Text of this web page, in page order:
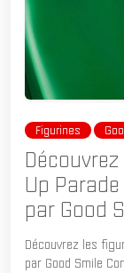
Figurines
Up
par Good
Découvrez les
par Good Smile